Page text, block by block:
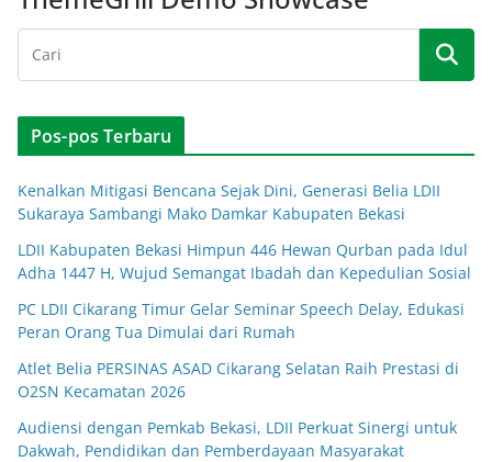
Pos-pos Terbaru
Kenalkan Mitigasi Bencana Sejak Dini, Generasi Belia LDII
Sukaraya Sambangi Mako Damkar Kabupaten Bekasi
LDII Kabupaten Bekasi Himpun 446 Hewan Qurban pada Idul
Adha 1447 H, Wujud Semangat Ibadah dan Kepedulian Sosial
PC LDII Cikarang Timur Gelar Seminar Speech Delay, Edukasi
Peran Orang Tua Dimulai dari Rumah
Atlet Belia PERSINAS ASAD Cikarang Selatan Raih Prestasi di
O2SN Kecamatan 2026
Audiensi dengan Pemkab Bekasi, LDII Perkuat Sinergi untuk
Dakwah, Pendidikan dan Pemberdayaan Masyarakat